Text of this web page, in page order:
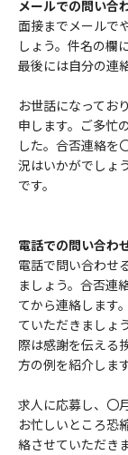
メールでの問い合
面接までメールで
しょう。件名の欄
最後には自分の連
お世話になってお
申します。ご多忙
した。合否連絡を
況はいかがでしょ
です。
電話での問い合わ
電話で問い合わせ
ましょう。合否連
てから連絡します
ていただきましょ
際は感謝を伝える
方の例を紹介します
求人に応募し、〇
お忙しいところ恐
絡させていただき